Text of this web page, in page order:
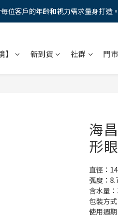
進階，限時禮遇 9 折無上限，12期
每位客戶的年齡和視力需求量身打造
新到貨 社群 門
海
形
直徑：
弧度：
含水量
包裝方
使用週